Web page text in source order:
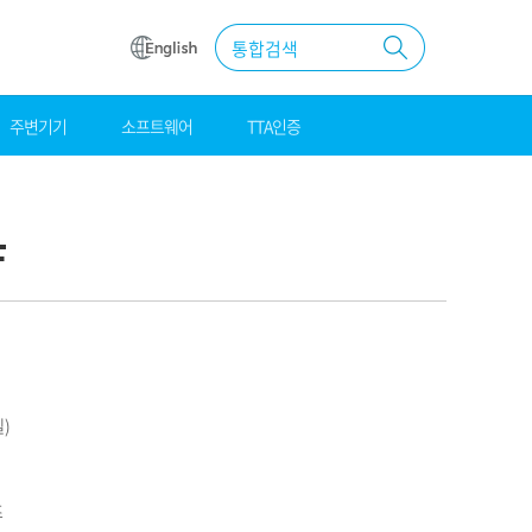
조달
주변기기 소프트웨어 TTA인증
통합검색
)